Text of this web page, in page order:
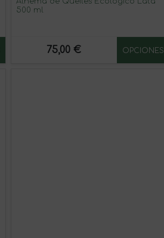
500 ml
75,00 € OPCIONES